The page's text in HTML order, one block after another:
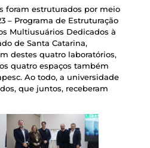
foram estruturados por meio
– Programa de Estruturação
Multiusuários Dedicados à
de Santa Catarina,
destes quatro laboratórios,
quatro espaços também
Ao todo, a universidade
que juntos, receberam